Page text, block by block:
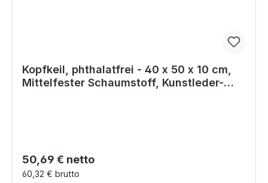
Kopfkeil, phthalatfrei - 40 x 50 x 10 cm,
Mittelfester Schaumstoff, Kunstleder-
Regulärer Preis:
50,69 € netto
60,32 € brutto